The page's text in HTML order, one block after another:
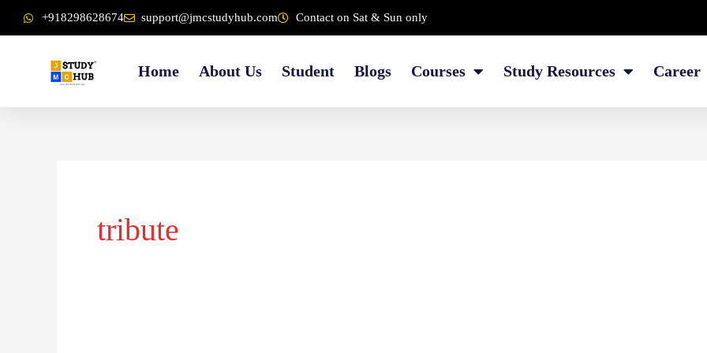
content
to
+918298628674 support@jmcstudyhub.com Contact on Sat & Sun only
Home About Us Student Blogs Courses Study Resources Career
tribute